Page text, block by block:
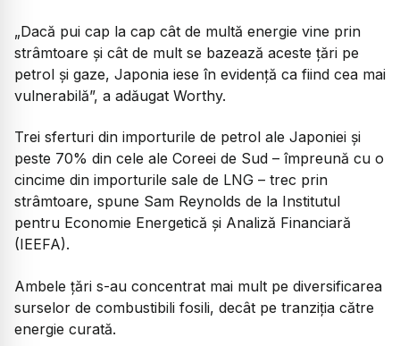
„Dacă pui cap la cap cât de multă energie vine prin
strâmtoare și cât de mult se bazează aceste țări pe
petrol și gaze, Japonia iese în evidență ca fiind cea mai
vulnerabilă”, a adăugat Worthy.
Trei sferturi din importurile de petrol ale Japoniei și
peste 70% din cele ale Coreei de Sud – împreună cu o
cincime din importurile sale de LNG – trec prin
strâmtoare, spune Sam Reynolds de la Institutul
pentru Economie Energetică și Analiză Financiară
(IEEFA).
Ambele țări s-au concentrat mai mult pe diversificarea
surselor de combustibili fosili, decât pe tranziția către
energie curată.